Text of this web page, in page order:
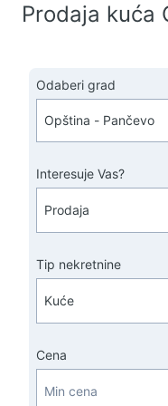
Prodaja kuća
Odaberi grad
Interesuje Vas?
Tip nekretnine
Cena